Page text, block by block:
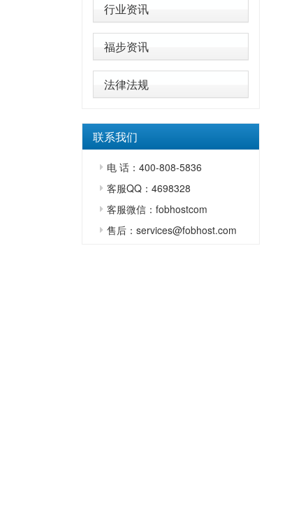
行业资讯
福步资讯
法律法规
联系我们
电 话：400-808-5836
客服QQ：4698328
客服微信：fobhostcom
售后：services@fobhost.com